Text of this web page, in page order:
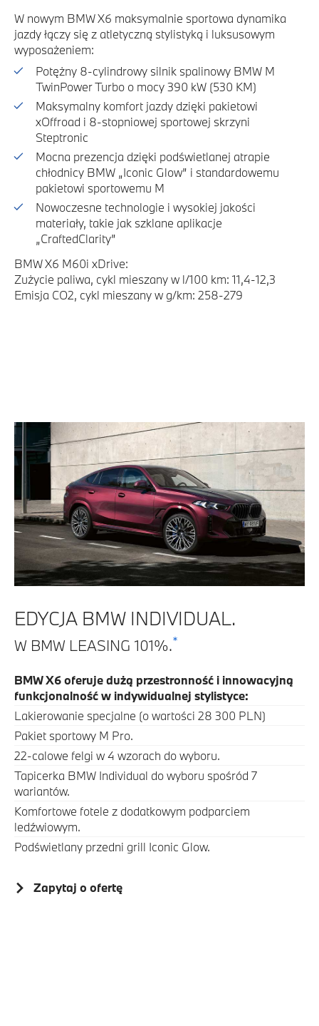
W nowym BMW X6 maksymalnie sportowa dynamika
jazdy łączy się z atletyczną stylistyką i luksusowym
wyposażeniem:
Potężny 8-cylindrowy silnik spalinowy BMW M
TwinPower Turbo o mocy 390 kW (530 KM)
Maksymalny komfort jazdy dzięki pakietowi
xOffroad i 8-stopniowej sportowej skrzyni
Steptronic
Mocna prezencja dzięki podświetlanej atrapie
chłodnicy BMW „Iconic Glow” i standardowemu
pakietowi sportowemu M
Nowoczesne technologie i wysokiej jakości
materiały, takie jak szklane aplikacje
„CraftedClarity”
BMW X6 M60i xDrive:
Zużycie paliwa, cykl mieszany w l/100 km: 11,4-12,3
Emisja CO2, cykl mieszany w g/km: 258-279
EDYCJA BMW INDIVIDUAL.
W BMW LEASING 101%.*
BMW X6 oferuje dużą przestronność i innowacyjną
funkcjonalność w indywidualnej stylistyce:
Lakierowanie specjalne (o wartości 28 300 PLN)
Pakiet sportowy M Pro.
22-calowe felgi w 4 wzorach do wyboru.
Tapicerka BMW Individual do wyboru spośród 7
wariantów.
Komfortowe fotele z dodatkowym podparciem
ledźwiowym.
Podświetlany przedni grill Iconic Glow.
Zapytaj o ofertę